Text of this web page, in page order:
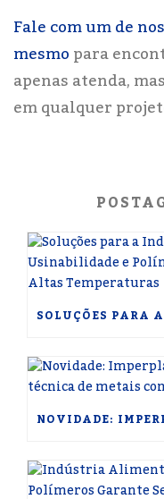
Fale com um de
mesmopara
apenas atenda,
em qualquer